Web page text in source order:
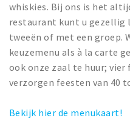
Natuurgebieden
Baroniepoorten
Inloggen
whiskies. Bij ons is het
restaurant kunt u gezellig
tweeën of met een groep.
keuzemenu als à la carte
ook onze zaal te huur; vier
verzorgen feesten van 40
Bekijk hier de menukaart!